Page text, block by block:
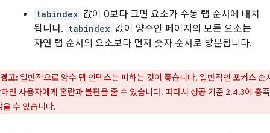
tabindex 값이 0보다 크면 요소가 수동 탭 순서에 배치
됩니다. tabindex 값이 양수인 페이지의 모든 요소는
자연 탭 순서의 요소보다 먼저 숫자 순서로 방문됩니다.
경고: 일반적으로 양수 탭 인덱스는 피하는 것이 좋습니다. 일반적인 포커스 순
면 사용자에게 혼란과 불편을 줄 수 있습니다. 따라서 성공 기준 2.4.3이 충
을 수 있습니다.